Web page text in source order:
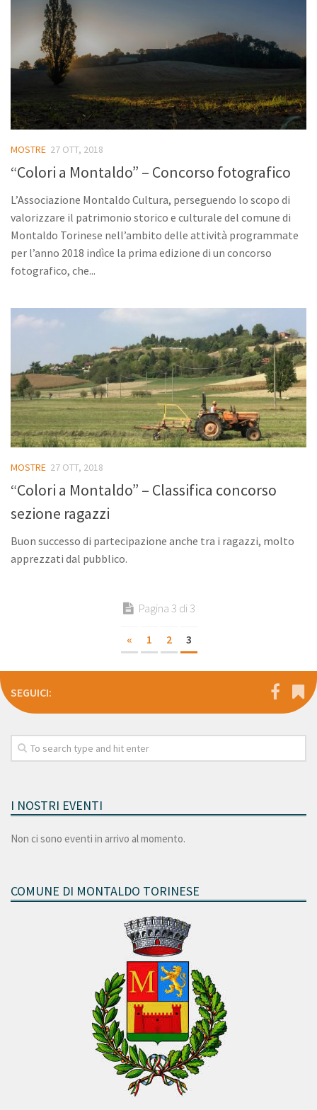
Agenda eventi
Sostieni l’Associazione
Contatti
MOSTRE 27 OTT, 2018
“Colori a Montaldo” – Concorso fotografico
L’Associazione Montaldo Cultura, perseguendo lo scopo di
valorizzare il patrimonio storico e culturale del comune di
Montaldo Torinese nell’ambito delle attività programmate
per l’anno 2018 indìce la prima edizione di un concorso
fotografico, che...
MOSTRE 27 OTT, 2018
“Colori a Montaldo” – Classifica concorso
sezione ragazzi
Buon successo di partecipazione anche tra i ragazzi, molto
apprezzati dal pubblico.
Pagina 3 di 3
« 1 2 3
SEGUICI:
I NOSTRI EVENTI
Non ci sono eventi in arrivo al momento.
COMUNE DI MONTALDO TORINESE